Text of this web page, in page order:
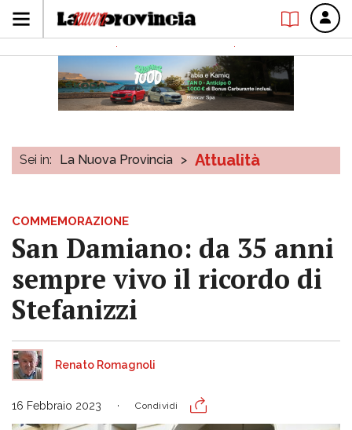
Sei in: La Nuova Provincia > Attualità
COMMEMORAZIONE
San Damiano: da 35 anni
sempre vivo il ricordo di
Stefanizzi
Renato Romagnoli
16 Febbraio 2023 Condividi